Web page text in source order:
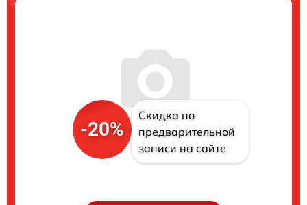
-20%
Скидка по
предварительной
записи на сайте